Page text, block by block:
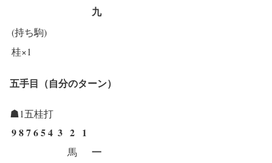
九
(持ち駒)
桂×1
五手目（自分のターン）
☗1五桂打
987654 3 2 1
馬 一